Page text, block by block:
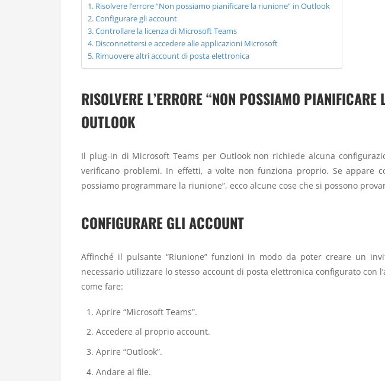
Risolvere l’errore “Non possiamo pianificare la riunione” in Outlook
Configurare gli account
Controllare la licenza di Microsoft Teams
Disconnettersi e accedere alle applicazioni Microsoft
Rimuovere altri account di posta elettronica
RISOLVERE L’ERRORE “NON POSSIAMO PIANIFICARE
OUTLOOK
Il plug-in di Microsoft Teams per Outlook non richiede alcuna
verificano problemi. In effetti, a volte non funziona proprio. Se appare
possiamo programmare la riunione”, ecco alcune cose che si possono
CONFIGURARE GLI ACCOUNT
Affinché il pulsante “Riunione” funzioni in modo da poter creare un
necessario utilizzare lo stesso account di posta elettronica configurato con
come fare:
Aprire “Microsoft Teams”.
Accedere al proprio account.
Aprire “Outlook”.
Andare al file.